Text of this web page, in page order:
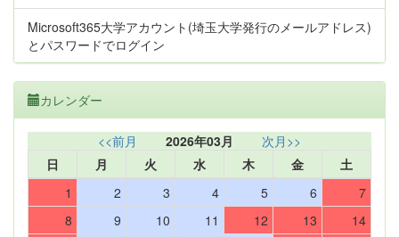
Microsoft365大学アカウント(埼玉大学発行のメールアドレス)
とパスワードでログイン
カレンダー
<<前月 2026年03月
次月>>
日
月 火 水 木 金
土
1
2 3 4 5 6
7
8
9 10 11 12 13
14